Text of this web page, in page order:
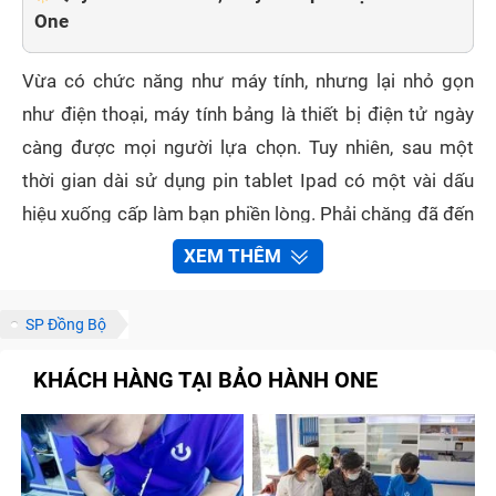
One
Vừa có chức năng như máy tính, nhưng lại nhỏ gọn
như điện thoại, máy tính bảng là thiết bị điện tử ngày
càng được mọi người lựa chọn. Tuy nhiên, sau một
thời gian dài sử dụng pin tablet Ipad có một vài dấu
hiệu xuống cấp làm bạn phiền lòng. Phải chăng đã đến
lúc thay pin tablet Ipad ? Thay ở đâu thì yên tâm? Hãy
để Bảo Hành One giúp bạn!
Khi nào cần thay pin tablet Ipad ?
Một viên pin máy tính bảng sẽ không hỏng hay suy yếu
ngay lập tức mà thay vào đó nó sẽ bị yếu từ từ, công
suất hoạt động giảm dần và năng lượng dự trữ sẽ
ngày một ít đi. Cho đến một lúc nào đó bạn sẽ cảm
XEM THÊM
SP Đồng Bộ
KHÁCH HÀNG TẠI BẢO HÀNH ONE